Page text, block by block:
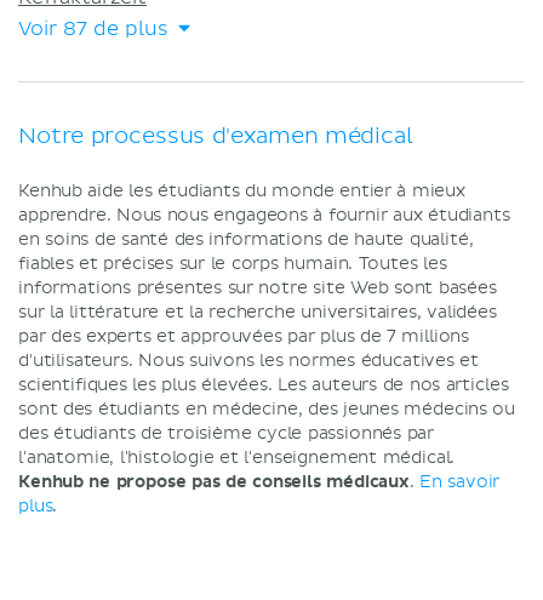
Voir 87 de plus
Notre processus d'examen médical
Kenhub aide les étudiants du monde entier à mieux
apprendre. Nous nous engageons à fournir aux étudiants
en soins de santé des informations de haute qualité,
fiables et précises sur le corps humain. Toutes les
informations présentes sur notre site Web sont basées
sur la littérature et la recherche universitaires, validées
par des experts et approuvées par plus de 7 millions
d'utilisateurs. Nous suivons les normes éducatives et
scientifiques les plus élevées. Les auteurs de nos articles
sont des étudiants en médecine, des jeunes médecins ou
des étudiants de troisième cycle passionnés par
l'anatomie, l'histologie et l'enseignement médical.
Kenhub ne propose pas de conseils médicaux. En savoir
plus.